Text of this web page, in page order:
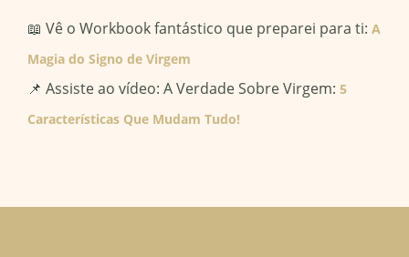
📖 Vê o Workbook fantástico que preparei para ti: A
Magia do Signo de Virgem
📌 Assiste ao vídeo: A Verdade Sobre Virgem: 5
Características Que Mudam Tudo!